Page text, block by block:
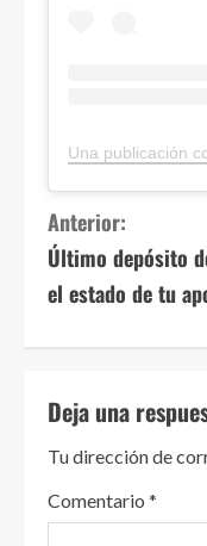
S
i
e
l
e
Anterior:
Último depósito
el estado de tu
Deja una
Tu dirección de
Comentario *